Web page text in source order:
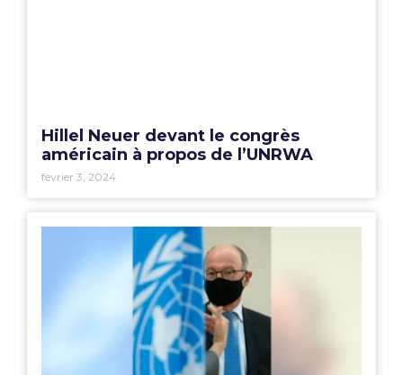
Hillel Neuer devant le congrès
américain à propos de l’UNRWA
février 3, 2024